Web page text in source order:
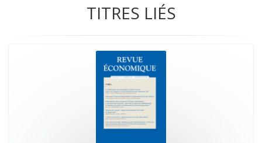
TITRES LIÉS